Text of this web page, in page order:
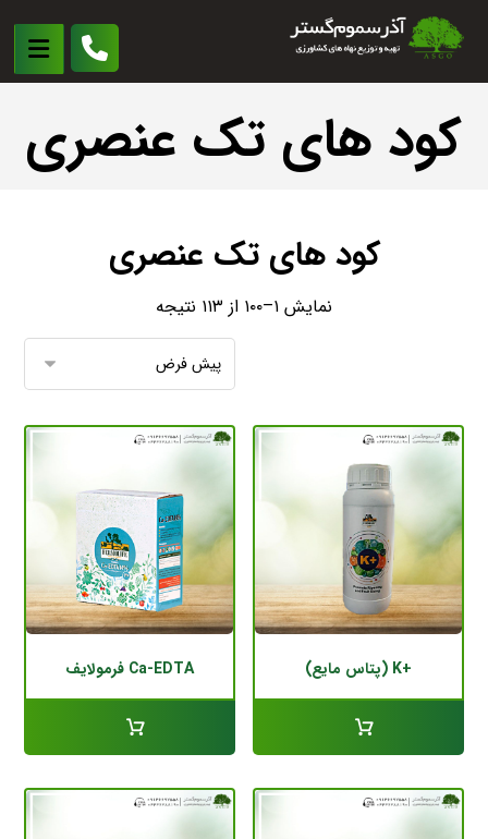
کود های تک عنصری
کود های تک عنصری
نمایش ۱–۱۰۰ از ۱۱۳ نتیجه
+K (پتاس مایع) Ca-EDTA فرمولایف